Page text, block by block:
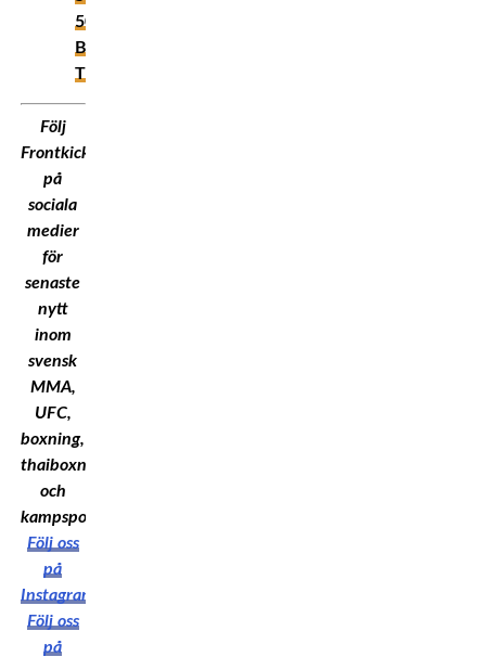
50
Bästa
Thaiboxare
Följ
Frontkick.Online
på
sociala
medier
för
senaste
nytt
inom
svensk
MMA,
UFC,
boxning,
thaiboxning
och
kampsport!
Följ oss
på
Instagram
Följ oss
på